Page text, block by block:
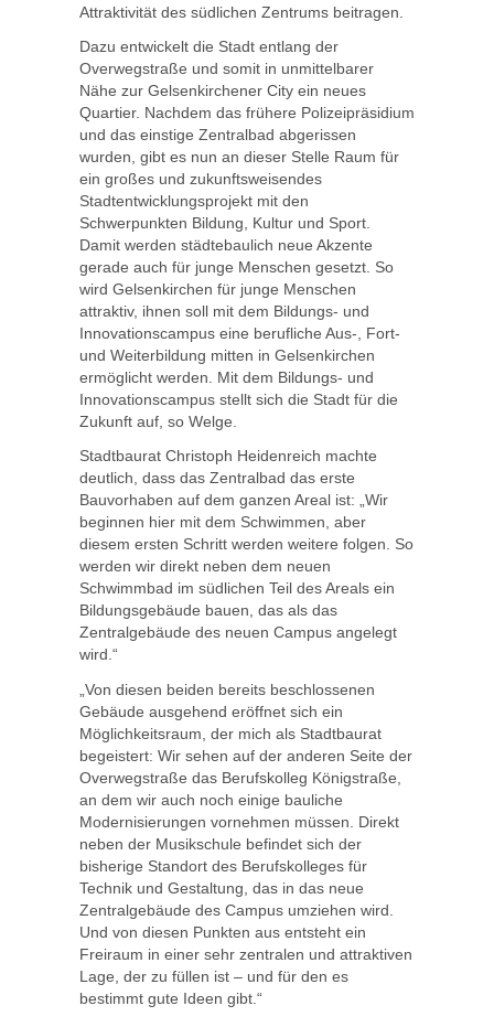
Attraktivität des südlichen Zentrums beitragen.
Dazu entwickelt die Stadt entlang der
Overwegstraße und somit in unmittelbarer
Nähe zur Gelsenkirchener City ein neues
Quartier. Nachdem das frühere Polizeipräsidium
und das einstige Zentralbad abgerissen
wurden, gibt es nun an dieser Stelle Raum für
ein großes und zukunftsweisendes
Stadtentwicklungsprojekt mit den
Schwerpunkten Bildung, Kultur und Sport.
Damit werden städtebaulich neue Akzente
gerade auch für junge Menschen gesetzt. So
wird Gelsenkirchen für junge Menschen
attraktiv, ihnen soll mit dem Bildungs- und
Innovationscampus eine berufliche Aus-, Fort-
und Weiterbildung mitten in Gelsenkirchen
ermöglicht werden. Mit dem Bildungs- und
Innovationscampus stellt sich die Stadt für die
Zukunft auf, so Welge.
Stadtbaurat Christoph Heidenreich machte
deutlich, dass das Zentralbad das erste
Bauvorhaben auf dem ganzen Areal ist: „Wir
beginnen hier mit dem Schwimmen, aber
diesem ersten Schritt werden weitere folgen. So
werden wir direkt neben dem neuen
Schwimmbad im südlichen Teil des Areals ein
Bildungsgebäude bauen, das als das
Zentralgebäude des neuen Campus angelegt
wird.“
„Von diesen beiden bereits beschlossenen
Gebäude ausgehend eröffnet sich ein
Möglichkeitsraum, der mich als Stadtbaurat
begeistert: Wir sehen auf der anderen Seite der
Overwegstraße das Berufskolleg Königstraße,
an dem wir auch noch einige bauliche
Modernisierungen vornehmen müssen. Direkt
neben der Musikschule befindet sich der
bisherige Standort des Berufskolleges für
Technik und Gestaltung, das in das neue
Zentralgebäude des Campus umziehen wird.
Und von diesen Punkten aus entsteht ein
Freiraum in einer sehr zentralen und attraktiven
Lage, der zu füllen ist – und für den es
bestimmt gute Ideen gibt.“